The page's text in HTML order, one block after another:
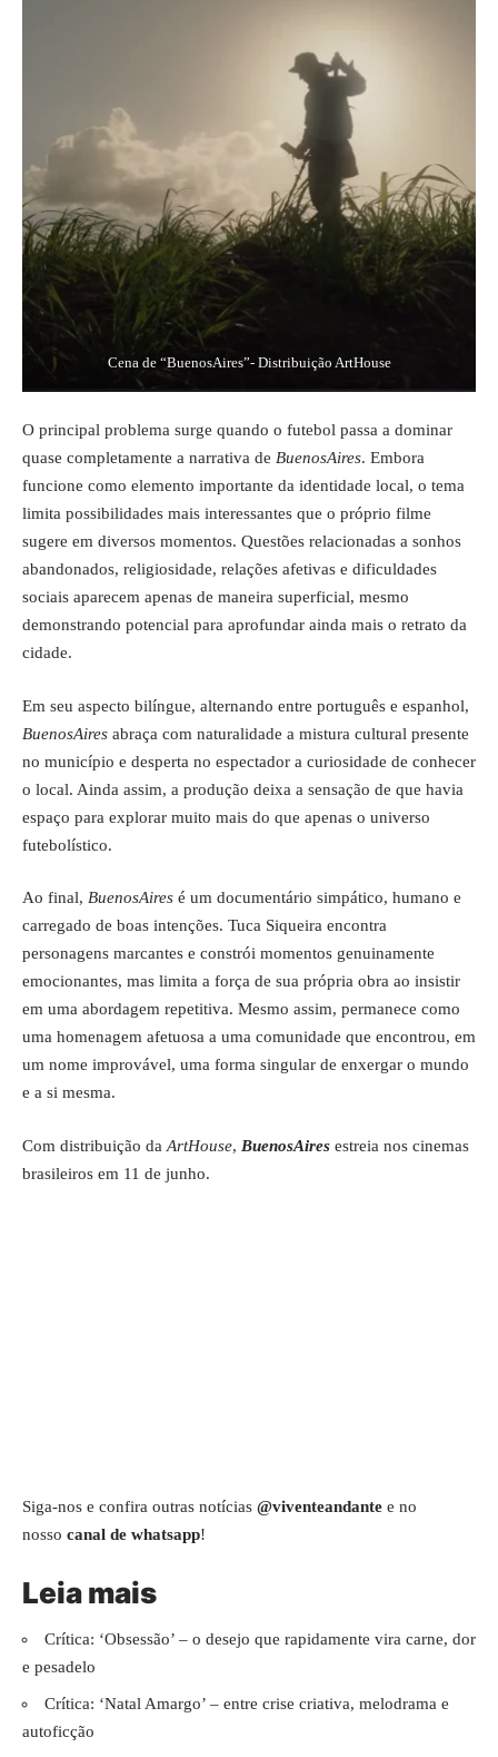
Cena de “BuenosAires”- Distribuição ArtHouse
O principal problema surge quando o futebol passa a dominar
quase completamente a narrativa de BuenosAires. Embora
funcione como elemento importante da identidade local, o tema
limita possibilidades mais interessantes que o próprio filme
sugere em diversos momentos. Questões relacionadas a sonhos
abandonados, religiosidade, relações afetivas e dificuldades
sociais aparecem apenas de maneira superficial, mesmo
demonstrando potencial para aprofundar ainda mais o retrato da
cidade.
Em seu aspecto bilíngue, alternando entre português e espanhol,
BuenosAires abraça com naturalidade a mistura cultural presente
no município e desperta no espectador a curiosidade de conhecer
o local. Ainda assim, a produção deixa a sensação de que havia
espaço para explorar muito mais do que apenas o universo
futebolístico.
Ao final, BuenosAires é um documentário simpático, humano e
carregado de boas intenções. Tuca Siqueira encontra
personagens marcantes e constrói momentos genuinamente
emocionantes, mas limita a força de sua própria obra ao insistir
em uma abordagem repetitiva. Mesmo assim, permanece como
uma homenagem afetuosa a uma comunidade que encontrou, em
um nome improvável, uma forma singular de enxergar o mundo
e a si mesma.
Com distribuição da ArtHouse, BuenosAires estreia nos cinemas
brasileiros em 11 de junho.
Siga-nos e confira outras notícias @viventeandante e no
nosso canal de whatsapp!
Leia mais
Crítica: ‘Obsessão’ – o desejo que rapidamente vira carne, dor
e pesadelo
Crítica: ‘Natal Amargo’ – entre crise criativa, melodrama e
autoficção